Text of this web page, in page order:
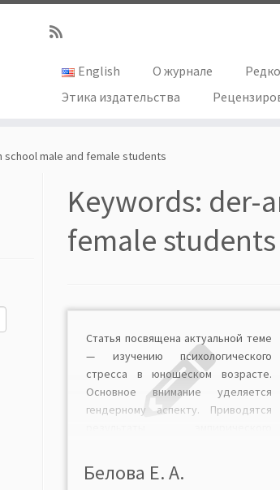
English О журнале
Этика издательства
male and female students
Keywords: der-
female students
Статья посвящена актуальной теме
— изучению психологического
стресса в юношеском возрасте.
Основное внимание уделяется
гендерному аспекту. Приводятся
старших школьников.
Анализируются различия в
Белова Е. А.